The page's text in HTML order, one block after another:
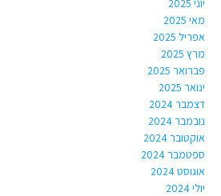
יוני 2025
מאי 2025
אפריל 2025
מרץ 2025
פברואר 2025
ינואר 2025
דצמבר 2024
נובמבר 2024
אוקטובר 2024
ספטמבר 2024
אוגוסט 2024
יולי 2024